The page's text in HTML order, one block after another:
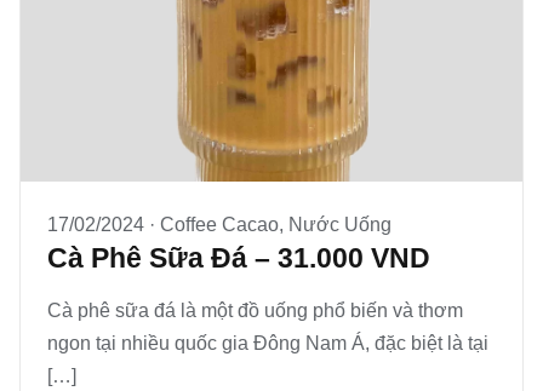
17/02/2024 · Coffee Cacao, Nước Uống
Cà Phê Sữa Đá – 31.000 VND
Cà phê sữa đá là một đồ uống phổ biến và thơm
ngon tại nhiều quốc gia Đông Nam Á, đặc biệt là tại
[…]